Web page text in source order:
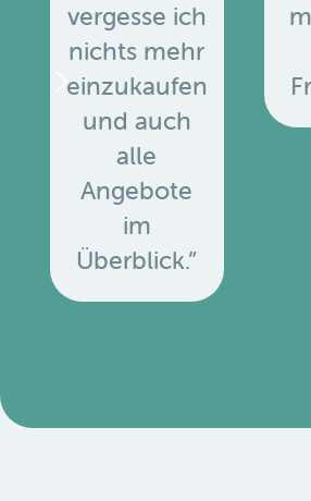
vergesse ich
nichts mehr
einzukaufen
und auch
alle
Angebote
im
Überblick.”